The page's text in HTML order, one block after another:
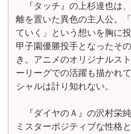
『タッチ』の上杉達也は
離を置いた異色の主人公。
ていく」という想いを胸に
甲子園優勝投手となったそ
き。アニメのオリジナルス
ーリーグでの活躍も描かれ
シャルは計り知れない。
『ダイヤのＡ』の沢村栄純
ミスターポジティブな性格